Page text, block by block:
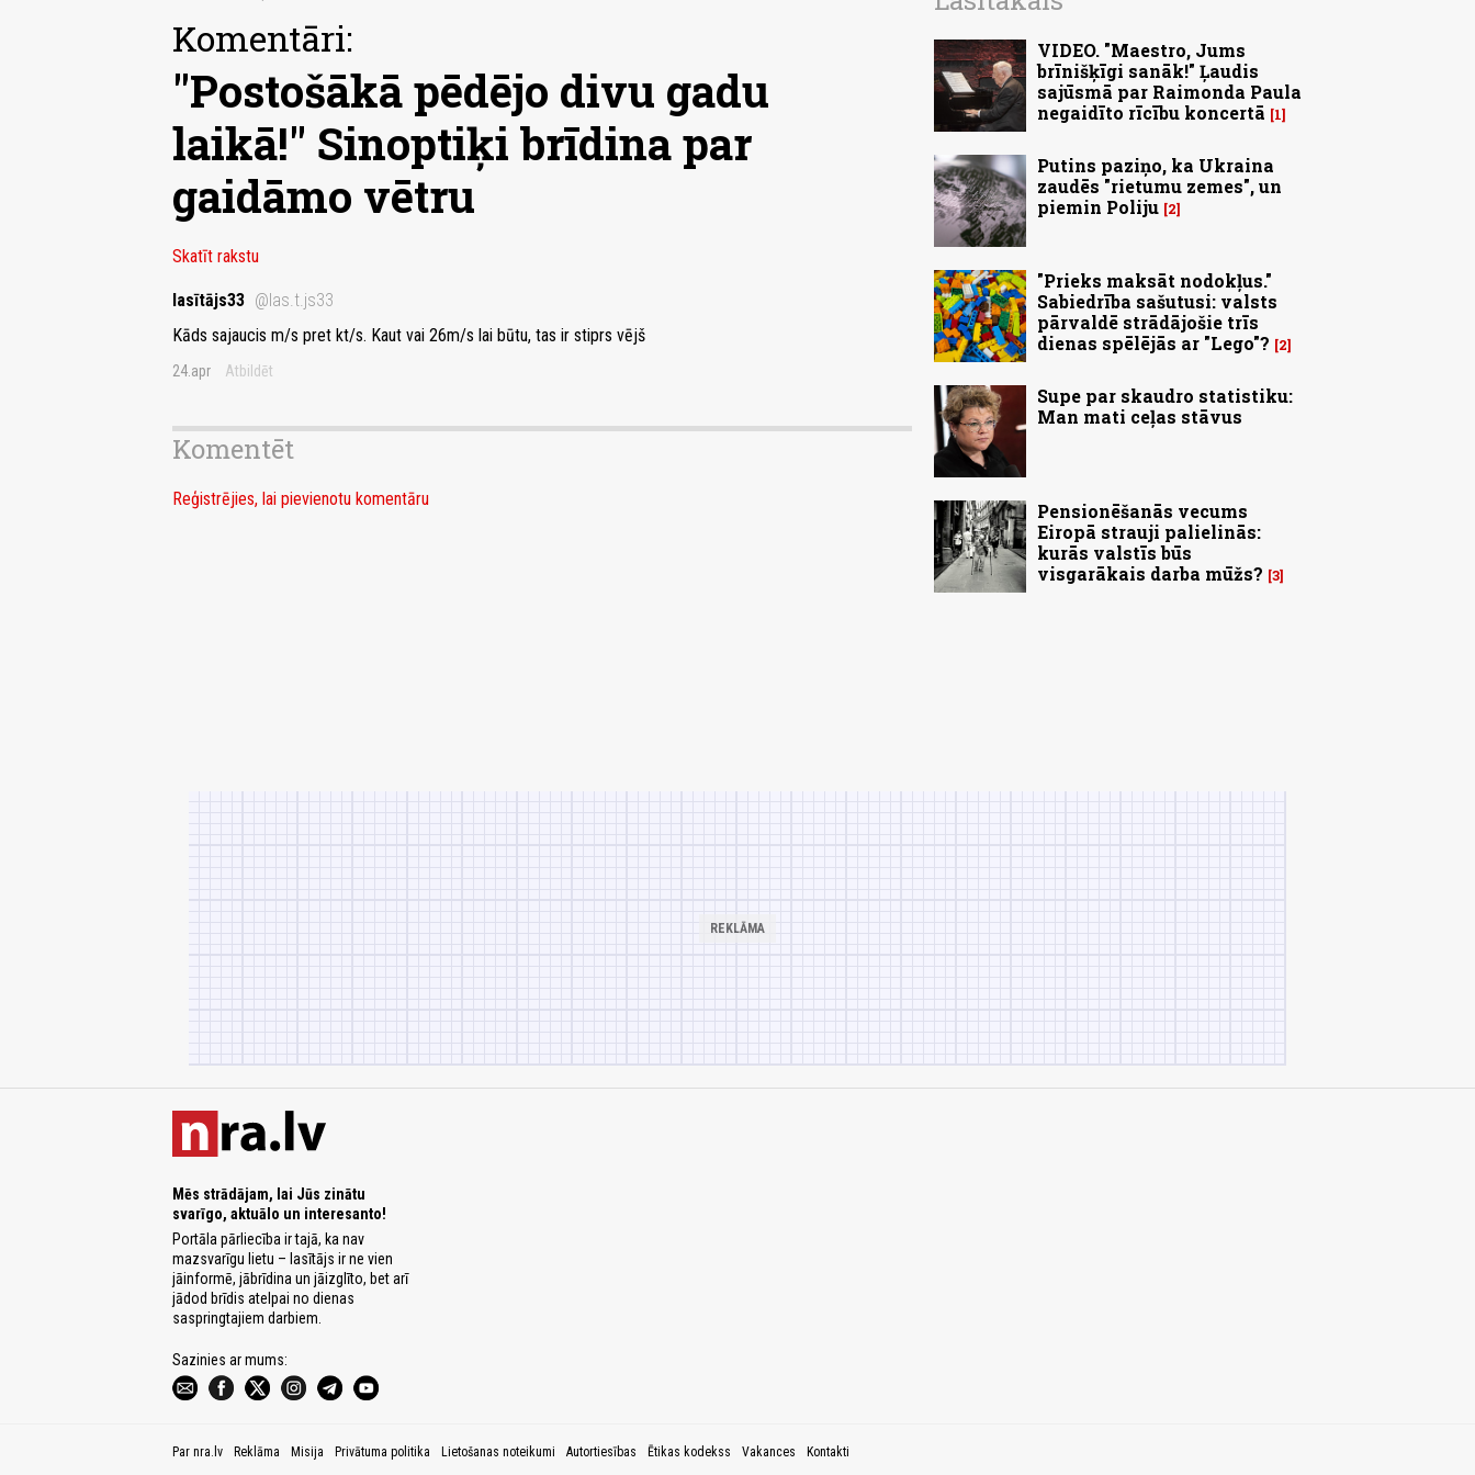
Komentāri:
"Postošākā pēdējo divu gadu
laikā!" Sinoptiķi brīdina par
gaidāmo vētru
Skatīt rakstu
lasītājs33 @las.t.js33
Kāds sajaucis m/s pret kt/s. Kaut vai 26m/s lai būtu, tas ir stiprs vējš
24.apr Atbildēt
Komentēt
Reģistrējies, lai pievienotu komentāru
VIDEO. "Maestro, Jums
brīnišķīgi sanāk!" Ļaudis
sajūsmā par Raimonda Paula
negaidīto rīcību koncertā
1
Putins paziņo, ka Ukraina
zaudēs "rietumu zemes", un
piemin Poliju 2
"Prieks maksāt nodokļus."
Sabiedrība sašutusi: valsts
pārvaldē strādājošie trīs
dienas spēlējās ar "Lego"?
2
Supe par skaudro statistiku:
Man mati ceļas stāvus
Pensionēšanās vecums
Eiropā strauji palielinās:
kurās valstīs būs
visgarākais darba mūžs? 3
Mēs strādājam, lai Jūs zinātu
svarīgo, aktuālo un interesanto!
Portāla pārliecība ir tajā, ka nav
mazsvarīgu lietu – lasītājs ir ne vien
jāinformē, jābrīdina un jāizglīto, bet arī
jādod brīdis atelpai no dienas
saspringtajiem darbiem.
Sazinies ar mums:
Par nra.lv Reklāma Misija Privātuma politika Lietošanas noteikumi Autortiesības Ētikas kodekss Vakances Kontakti